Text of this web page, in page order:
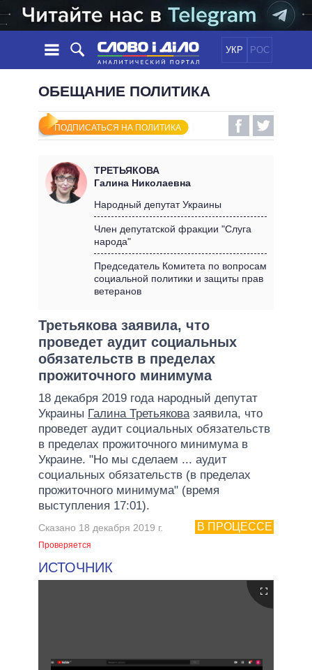
УКР РОС
НОВОСТИ
ЛЕНТА
СОБЫТИЯ
СТАТЬИ
МНЕНИЯ
ОБЗОРЫ
ДАЙДЖЕСТЫ
ПОЛИТИКА
ЭКОНОМИКА
МИР
ОБЕЩАНИЯ
ВСЕ ПОЛИТИКИ
ПРЕЗИДЕНТ И ОФИС
КАБИНЕТ МИНИСТРОВ
ГЛАВЫ ОБЛАДМИНИСТРАЦИЙ
ИНФОГРАФИКА
ВИДЕО
ПОДДЕРЖАТЬ
СРАВНЕНИЕ ПОЛИТИКОВ
ОБЕЩАНИЕ ПОЛИТИКА
ПОДПИСАТЬСЯ НА ПОЛИТИКА
ТРЕТЬЯКОВА
Галина Николаевна
Народный депутат Украины
Член депутатской фракции "Слуга
народа"
Председатель Комитета по вопросам
социальной политики и защиты прав
ветеранов
Третьякова заявила, что
проведет аудит социальных
обязательств в пределах
прожиточного минимума
18 декабря 2019 года народный депутат
Украины Галина Третьякова заявила, что
проведет аудит социальных обязательств
в пределах прожиточного минимума в
Украине. "Но мы сделаем ... аудит
социальных обязательств (в пределах
прожиточного минимума" (время
выступления 17:01).
В ПРОЦЕССЕ
Сказано 18 декабря 2019 г.
Проверяется
ИСТОЧНИК